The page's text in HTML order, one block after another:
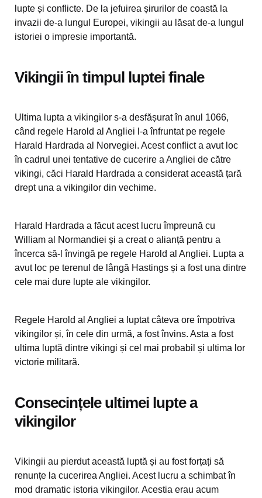
lupte și conflicte. De la jefuirea șirurilor de coastă la
invazii de-a lungul Europei, vikingii au lăsat de-a lungul
istoriei o impresie importantă.
Vikingii în timpul luptei finale
Ultima lupta a vikingilor s-a desfășurat în anul 1066,
când regele Harold al Angliei l-a înfruntat pe regele
Harald Hardrada al Norvegiei. Acest conflict a avut loc
în cadrul unei tentative de cucerire a Angliei de către
vikingi, căci Harald Hardrada a considerat această țară
drept una a vikingilor din vechime.
Harald Hardrada a făcut acest lucru împreună cu
William al Normandiei și a creat o alianță pentru a
încerca să-l învingă pe regele Harold al Angliei. Lupta a
avut loc pe terenul de lângă Hastings și a fost una dintre
cele mai dure lupte ale vikingilor.
Regele Harold al Angliei a luptat câteva ore împotriva
vikingilor și, în cele din urmă, a fost învins. Asta a fost
ultima luptă dintre vikingi și cel mai probabil și ultima lor
victorie militară.
Consecințele ultimei lupte a
vikingilor
Vikingii au pierdut această luptă și au fost forțați să
renunțe la cucerirea Angliei. Acest lucru a schimbat în
mod dramatic istoria vikingilor. Acestia erau acum